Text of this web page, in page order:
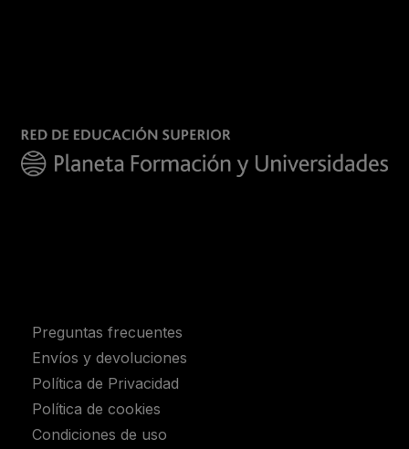
Preguntas frecuentes
Envíos y devoluciones
Política de Privacidad
Política de cookies
Condiciones de uso